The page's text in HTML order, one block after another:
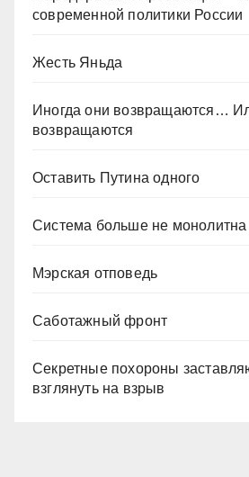
современной политики России
Жесть Яньда
Иногда они возвращаются…
возвращаются
Оставить Путина одного
Система больше не монолитна
Мэрская отповедь
Саботажный фронт
Секретные похороны
взглянуть на взрыв